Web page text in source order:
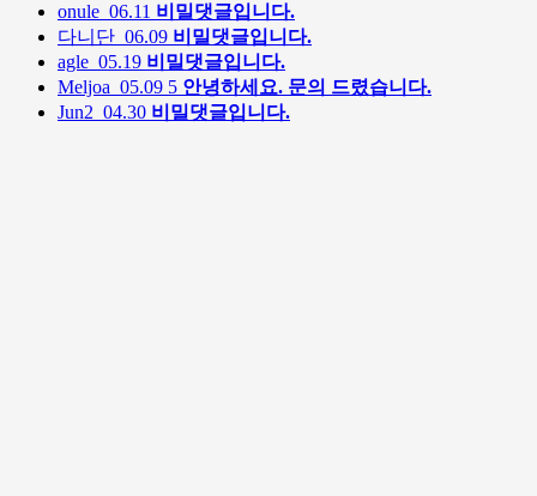
onule 06.11 비밀댓글입니다.
다니단 06.09 비밀댓글입니다.
agle 05.19 비밀댓글입니다.
Meljoa 05.09 5 안녕하세요. 문의 드렸습니다.
Jun2 04.30 비밀댓글입니다.